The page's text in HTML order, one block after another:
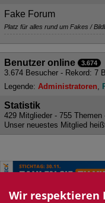
Fake Forum
Platz für alles rund um Fakes /
Benutzer online 3.674
3.674 Besucher - Rekord: 7
Legende: Administratoren
Statistik
429 Mitglieder - 755
Unser neuestes Mitglied
Wir respektieren